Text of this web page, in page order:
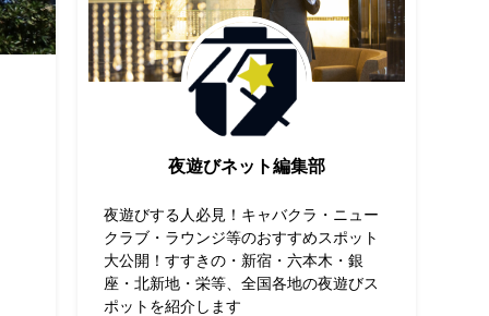
夜遊びネット編集部
夜遊びする人必見！キャバクラ・ニュー
クラブ・ラウンジ等のおすすめスポット
大公開！すすきの・新宿・六本木・銀
座・北新地・栄等、全国各地の夜遊びス
ポットを紹介します